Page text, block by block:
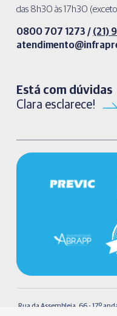
das 8h30 às 17h30 (exceto
0800 707 1273 / (21)
Está com dúvidas
Clara esclarece!
Rua da Assembleia, 66 - 17º